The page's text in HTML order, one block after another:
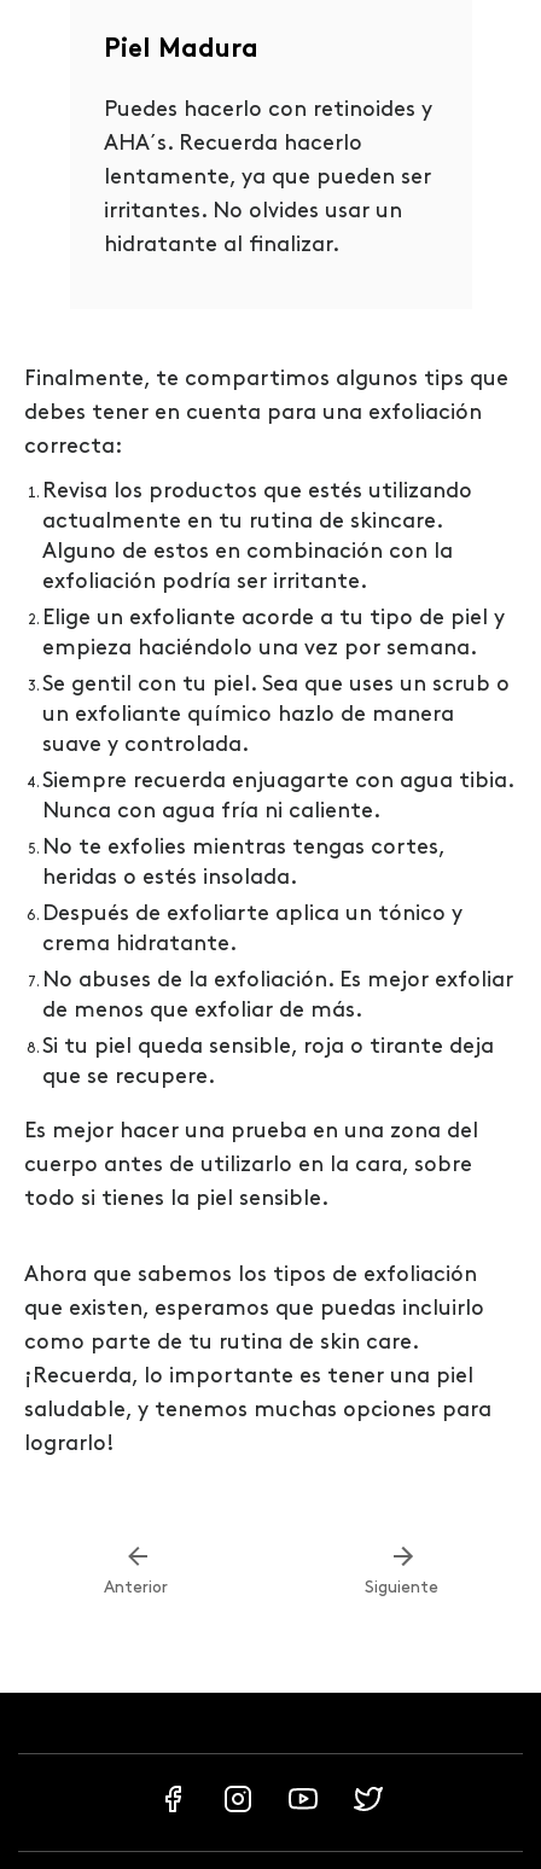
Piel Madura
Puedes hacerlo con retinoides y
AHA´s. Recuerda hacerlo
lentamente, ya que pueden ser
irritantes. No olvides usar un
hidratante al finalizar.
Finalmente, te compartimos algunos tips que
debes tener en cuenta para una exfoliación
correcta:
Revisa los productos que estés utilizando
actualmente en tu rutina de skincare.
Alguno de estos en combinación con la
exfoliación podría ser irritante.
Elige un exfoliante acorde a tu tipo de piel y
empieza haciéndolo una vez por semana.
Se gentil con tu piel. Sea que uses un scrub o
un exfoliante químico hazlo de manera
suave y controlada.
Siempre recuerda enjuagarte con agua tibia.
Nunca con agua fría ni caliente.
No te exfolies mientras tengas cortes,
heridas o estés insolada.
Después de exfoliarte aplica un tónico y
crema hidratante.
No abuses de la exfoliación. Es mejor exfoliar
de menos que exfoliar de más.
Si tu piel queda sensible, roja o tirante deja
que se recupere.
Es mejor hacer una prueba en una zona del
cuerpo antes de utilizarlo en la cara, sobre
todo si tienes la piel sensible.
Ahora que sabemos los tipos de exfoliación
que existen, esperamos que puedas incluirlo
como parte de tu rutina de skin care.
¡Recuerda, lo importante es tener una piel
saludable, y tenemos muchas opciones para
lograrlo!
Anterior Siguiente